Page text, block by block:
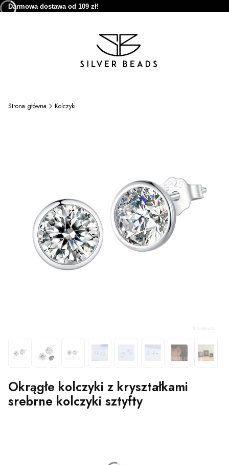
Darmowa dostawa od 109 zł!
Strona główna Kolczyki
Okrągłe kolczyki z kryształkami
srebrne kolczyki sztyfty